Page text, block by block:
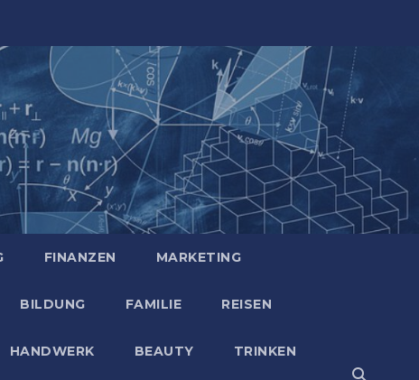
FINANZEN MARKETING
BILDUNG FAMILIE REISEN
HANDWERK BEAUTY TRINKEN